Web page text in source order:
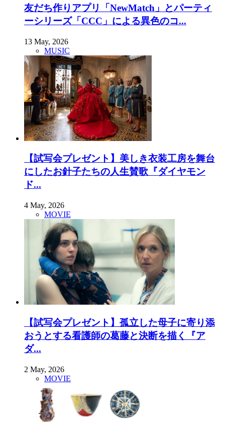
友だち作りアプリ「NewMatch」とパーティ
ーシリーズ「CCC」による異色のコ...
13 May, 2026
MUSIC
【試写会プレゼント】美しき衣装工房を舞台
にしたお針子たちの人生賛歌『ダイヤモン
ド...
4 May, 2026
MOVIE
【試写会プレゼント】孤立した母子に寄り添
おうとする看護師の葛藤と決断を描く『ア
ダ...
2 May, 2026
MOVIE